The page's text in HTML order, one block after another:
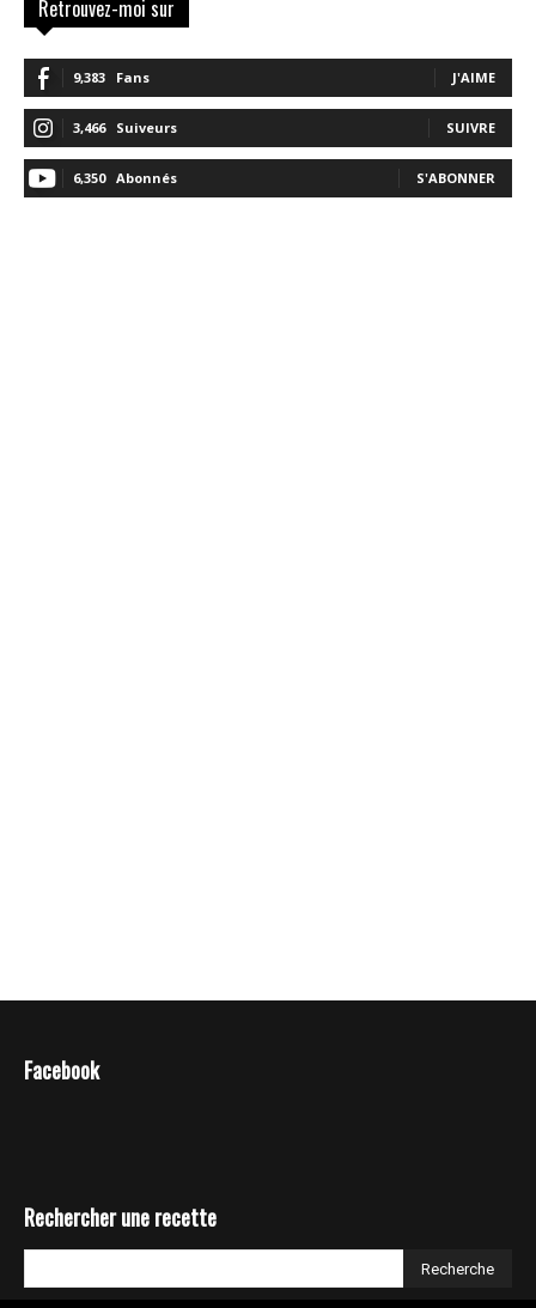
Retrouvez-moi sur
9,383 Fans J'AIME
3,466 Suiveurs SUIVRE
6,350 Abonnés S'ABONNER
Facebook
Rechercher une recette